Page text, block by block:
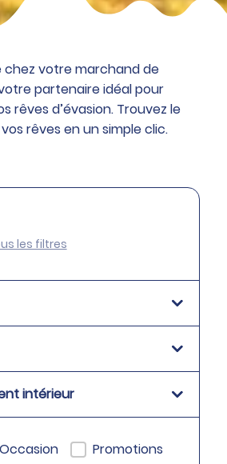
chez votre marchand de
partenaire idéal pour
rêves d’évasion. Trouvez le
rêves en un simple clic.
les filtres
intérieur
checkbox-carav
Occasion Promotions-carav
Promotions